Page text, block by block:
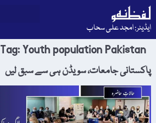
ایڈیٹر: امجد علی سحاب
Tag:Youth population Pakistan
پاکستانی جامعات، سویڈن ہی سے سبق لیں